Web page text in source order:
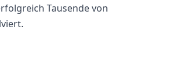
Tausende von